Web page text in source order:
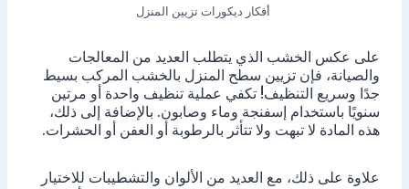
أفكار ديكورات تزيين المنزل
على عكس الخشب الذي يتطلب العديد من المعالجات
والصيانة، فإن تزيين سطح المنزل بالخشب المركب بسيط
جدًا وسريع التنظيف! تكفي عملية تنظيف واحدة أو مرتين
سنويًا باستخدام إسفنجة وماء وصابون. بالإضافة إلى ذلك،
هذه المادة لا تبهت ولا تتأثر بالرطوبة أو العفن أو الحشرات.
علاوة على ذلك، مع العديد من الألوان والتشطيبات للاختيار